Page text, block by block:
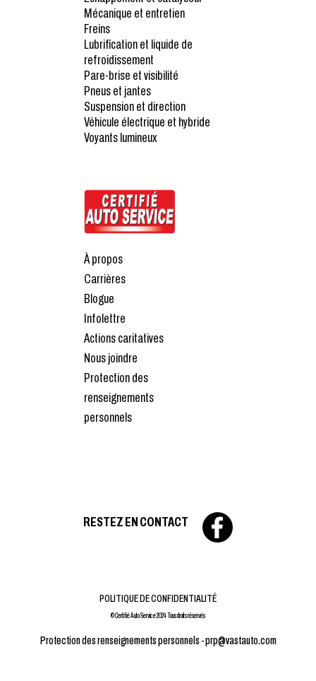
Mécanique et entretien
Freins
Lubrification et liquide de
refroidissement
Pare-brise et visibilité
Pneus et jantes
Suspension et direction
Véhicule électrique et hybride
Voyants lumineux
À propos
Carrières
Blogue
Infolettre
Actions caritatives
Nous joindre
Protection des
renseignements
personnels
RESTEZ EN CONTACT
POLITIQUE DE CONFIDENTIALITÉ
© Certifié Auto Service 2024 Tous droits réservés
Protection des renseignements personnels -prp@vastauto.com